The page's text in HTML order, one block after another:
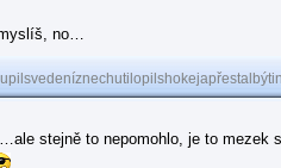
no…
…ale stejně to nepomohlo, je to mezek